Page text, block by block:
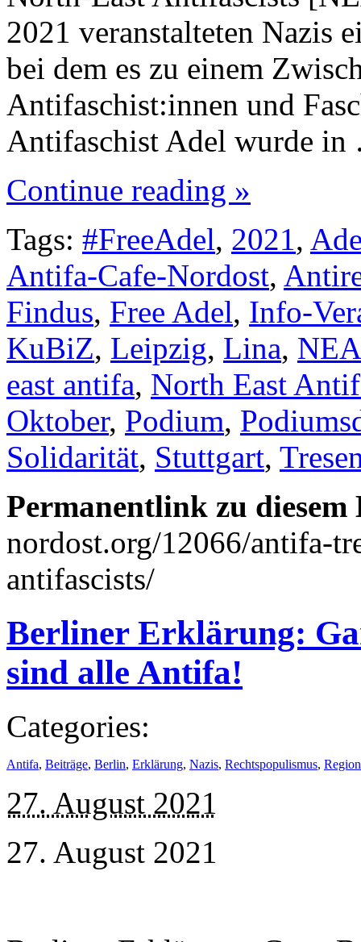
2021 veranstalteten Nazis
bei dem es zu einem
Antifaschist:innen und
Antifaschist Adel wurde
Continue reading »
Tags: #FreeAdel, 2021,
Antifa-Cafe-Nordost,
Findus, Free Adel, Info-
KuBiZ, Leipzig, Lina, NEA
east antifa, North East
Oktober, Podium,
Solidarität, Stuttgart,
Permanentlink zu
nordost.org/12066/antifa-
antifascists/
Berliner Erklärung:
sind alle Antifa!
Categories:
Antifa, Beiträge, Berlin, Erklärung, Nazis, Rechtspopulismus, Region
27. August 2021
27. August 2021